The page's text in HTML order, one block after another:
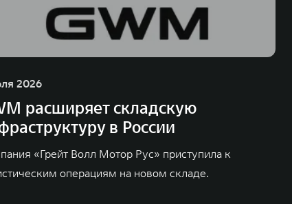
2026
расширяет складскую
в России
«Грейт Волл Мотор Рус» приступила к
операциям на новом складе.